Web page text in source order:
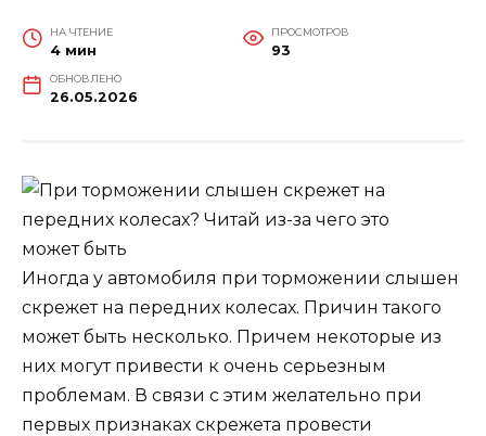
НА ЧТЕНИЕ
4 мин
ПРОСМОТРОВ
93
ОБНОВЛЕНО
26.05.2026
Иногда у автомобиля при торможении слышен
скрежет на передних колесах. Причин такого
может быть несколько. Причем некоторые из
них могут привести к очень серьезным
проблемам. В связи с этим желательно при
первых признаках скрежета провести